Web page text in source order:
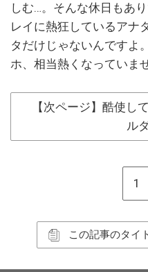
しむ…。そんな休日もあ
レイに熱狂しているアナ
タだけじゃないんですよ
ホ、相当熱くなっていま
【次ページ】酷使し
ル
1
この記事のタイ